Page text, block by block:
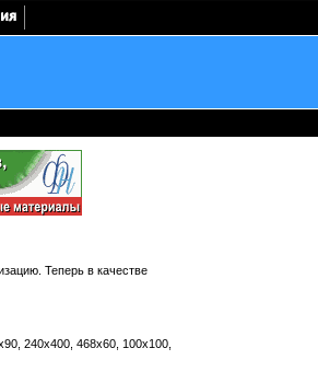
Теперь в качестве
240x400, 468x60, 100x100,